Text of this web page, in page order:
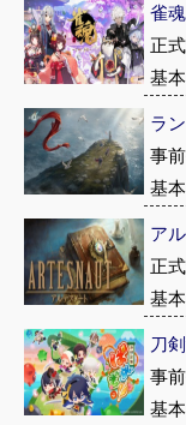
雀
正
基
ラ
事
基
ア
正
基
刀
事
基